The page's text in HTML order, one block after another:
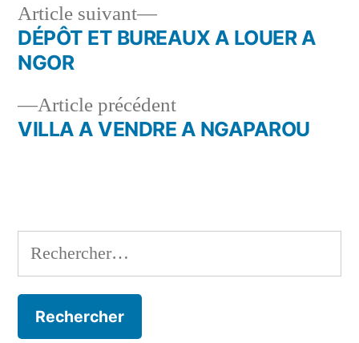
Navigation
l’article
Article précédentArticle
précédent :
VILLA A VENDRE A NGAPAROU
Article suivant
Article
suivant :
DÉPÔT ET BUREAUX A LOUER A
NGOR
Rechercher :